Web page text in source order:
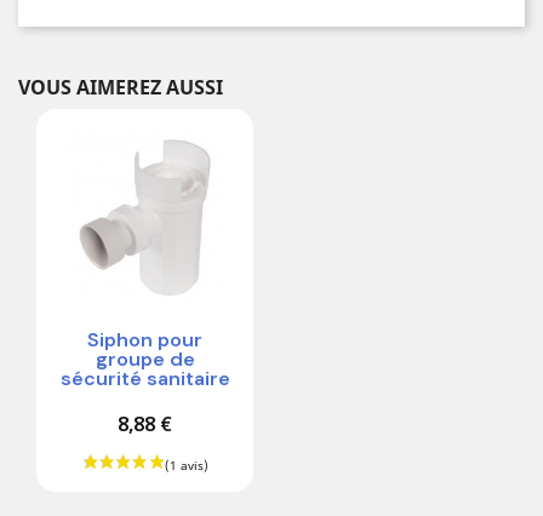
VOUS AIMEREZ AUSSI
Siphon pour
groupe de
sécurité sanitaire
8,88 €